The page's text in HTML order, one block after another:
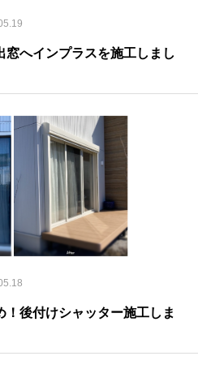
へインプラスを施工しまし
後付けシャッター施工しま